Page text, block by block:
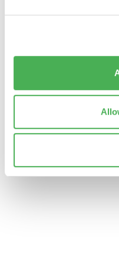
We use cookies to
our social media,
may combine it with
provided to them or that